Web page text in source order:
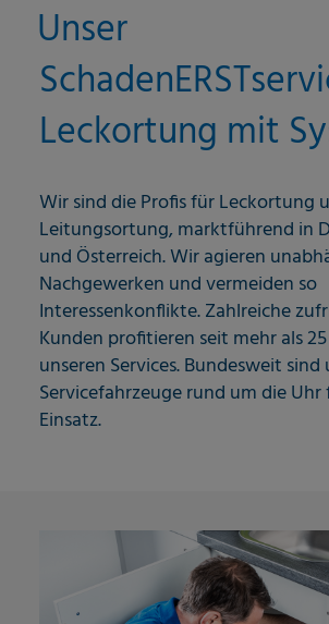
Unser
Leckortung mit
Wir sind die Profis für Leckortung
Leitungsortung, marktführend in
und Österreich. Wir agieren
Nachgewerken und vermeiden so
Interessenkonflikte. Zahlreiche
Kunden profitieren seit mehr als
unseren Services. Bundesweit sind
Servicefahrzeuge rund um die Uhr
Einsatz.